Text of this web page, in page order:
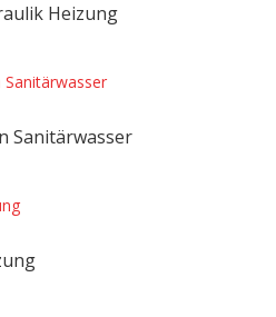
Heizung
Sanitärwasser